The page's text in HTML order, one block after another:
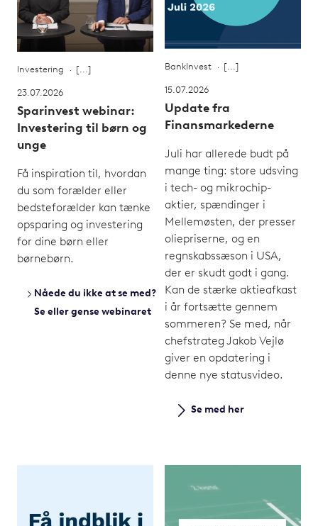
Investering
23.07.2026
Sparinvest webinar:
Investering til børn og
unge
Få inspiration til, hvordan
du som forælder eller
bedsteforælder kan tænke
opsparing og investering
for dine børn eller
børnebørn.
Nåede du ikke at se med?
Se eller gense webinaret
BankInvest
15.07.2026
Update fra
Finansmarkederne
Juli har allerede budt på
mange ting: store udsving
i tech- og mikrochip-
aktier, spændinger i
Mellemøsten, der presser
oliepriserne, og en
regnskabssæson i USA,
der er skudt godt i gang.
Kan de stærke aktieafkast
i år fortsætte gennem
sommeren? Se med, når
chefstrateg Jakob Vejlø
giver en opdatering i
denne nye statusvideo.
Se med her